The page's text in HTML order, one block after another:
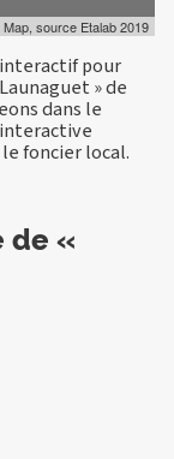
source Etalab 2019
pour
» de
dans le
foncier local.
de «